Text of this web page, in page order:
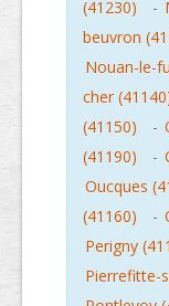
(41230)
-
beuvron
Nouan-le-
cher
(41150)
-
(41190)
-
Oucques
(41160)
-
Perigny
Pierrefitte-